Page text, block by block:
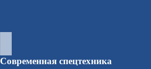
Современная спецтехника